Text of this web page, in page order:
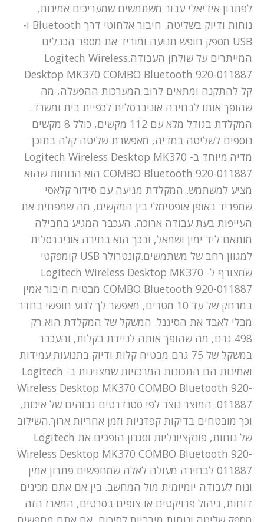
לפתרון אידיאלי עבור משתמשים שמעריכים אמינות,
נוחות ודיוק בשליטה. חיבור אלחוטי דרך Bluetooth ו-
USB מספק חופש תנועה ומוריד את מספר הכבלים
המייתרים על שולחן העבודה.Logitech Wireless
Desktop MK370 COMBO Bluetooth 920-011887
קל להתקנה ומתאים לרוב המערכות ההפעלה, מה
שהופך אותו לבחירה אוניברסלית לכפיית בית ומשרד.
המקלדת בגודל מלא עם 112 מקשים, כולל 8 מקשים
נוספים לשליטה במדיה, מאפשרת שליטה קלה בתוכן
מדיה.מיוחד ב- Logitech Wireless Desktop MK370
COMBO Bluetooth 920-011887 הוא הנוחות שהוא
מציע למשתמש. המקלדת מגיעה עם סידור קלאסי
שמפריד באופן אופטימלי בין המקשים, מה שמפחית את
העייפות בעת עבודה ארוכה. העכבר המגיע בחבילה
מותאם ליד ימין ושמאל, ובכך הוא בחירה אוניברסלית
למגוון רחב של משתמשים.קונטרולר USB קומפקטי
שמצורף ל- Logitech Wireless Desktop MK370
COMBO Bluetooth 920-011887 מבטיח חיבור אמין
במרחק של עד 10 מטרים, מאפשר לך לנוע חופשי בחדר
מבלי לאבד את הסיגנל. המשקל של המקלדת הוא רק
498 גרם, מה שהופך אותה לניידת בקלות, והעכבר
במשקל של 75 גרם מבטיח קלות ודיוק בתנועות.עמידות
ואמינות הם התכונות המרכזיות שמצוינות ב- Logitech
Wireless Desktop MK370 COMBO Bluetooth 920-
011887. המוצר נוצר לפי סטנדרטים גבוהים של איכות,
וכך מובטחים בדיקות קפדניות וזמן אחריות ארוך.השילוב
של נוחות, פונקציונליות וסגנון הופכים את Logitech
Wireless Desktop MK370 COMBO Bluetooth 920-
011887 לבחירה מעולה לאלה שמחפשים פתרון אמין
ונוח לעבודה יומיומית מול המחשב. בין אם אתם מכינים
דוחות, ניהול פרויקטים או צופים בסרטים, המארז הזה